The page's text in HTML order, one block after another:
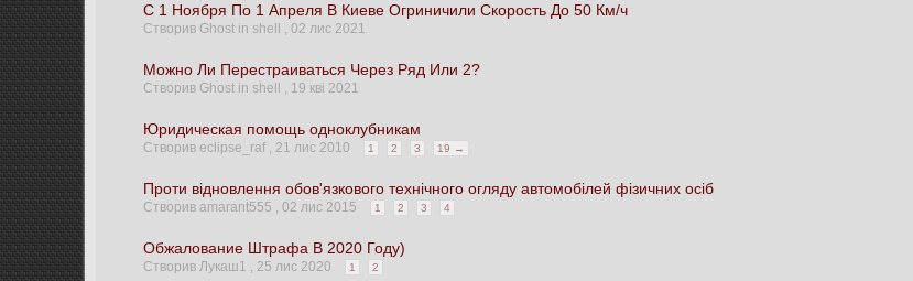
С 1 Ноября По 1 Апреля В Киеве Огриничили Скорость До 50 Км/ч
Створив Ghost in shell ,02 лис 2021
Можно Ли Перестраиваться Через Ряд Или 2?
Створив Ghost in shell , 19 кві 2021
Юридическая помощь одноклубникам
Створив eclipse_raf , 21 лис 2010 1 2 3 19 →
Проти відновлення обов'язкового технічного огляду автомобілей фізичних осіб
Створив amarant555 ,02 лис 2015 1 2 3 4
Обжалование Штрафа В 2020 Году)
Створив Лукаш1 , 25 лис 2020 1 2